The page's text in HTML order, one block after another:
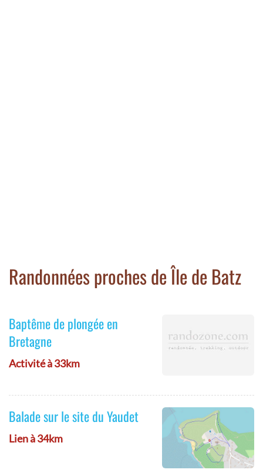
Randonnées proches de Île de Batz
Baptême de plongée en
Bretagne
Activité à 33km
Balade sur le site du Yaudet
Lien à 34km